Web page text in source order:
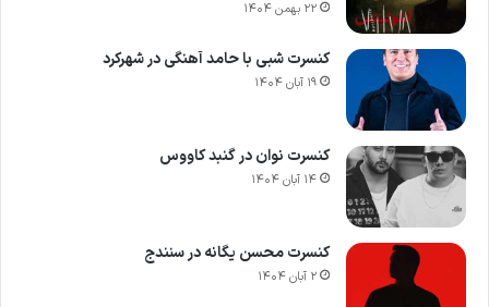
۲۲ بهمن ۱۴۰۴
کنسرت شبی با حامد آهنگی در شهرکرد
۱۹ آبان ۱۴۰۴
کنسرت نوان در گنبد کاووس
۱۴ آبان ۱۴۰۴
کنسرت محسن یگانه در سنندج
۲ آبان ۱۴۰۴